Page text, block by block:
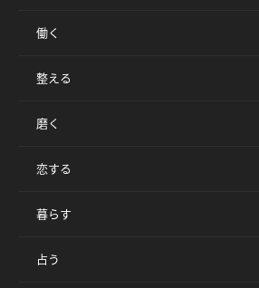
働く
整える
磨く
恋する
暮らす
占う